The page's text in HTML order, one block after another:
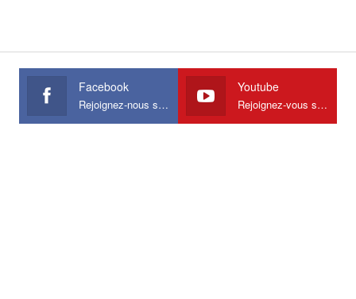
Facebook
Rejoignez-nous sur Facebook
Youtube
Rejoignez-vous sur Youtube